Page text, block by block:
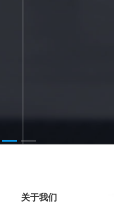
关于我们